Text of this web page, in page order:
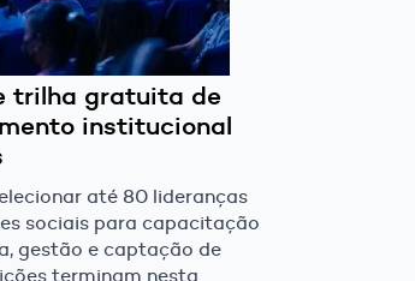
trilha gratuita de
institucional
até 80 lideranças
sociais para capacitação
gestão e captação de
terminam nesta